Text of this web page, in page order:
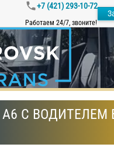
+7 (421) 293-10-72
Работаем 24/7, звоните!
A6 С ВОДИТЕЛЕМ